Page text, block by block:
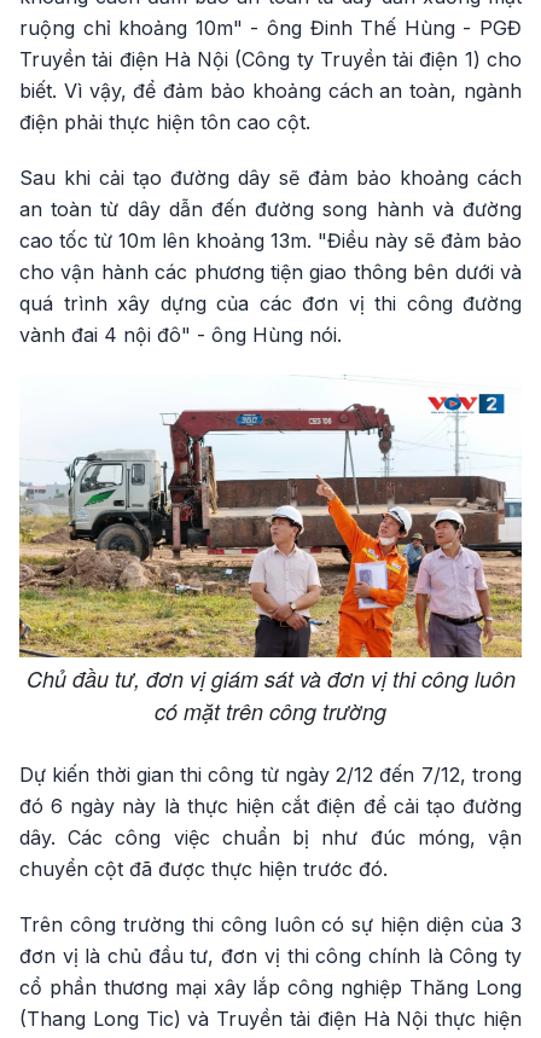
ruộng chỉ khoảng 10m" - ông Đinh Thế Hùng - PGĐ
Truyền tải điện Hà Nội (Công ty Truyền tải điện 1) cho
biết. Vì vậy, để đảm bảo khoảng cách an toàn, ngành
điện phải thực hiện tôn cao cột.
Sau khi cải tạo đường dây sẽ đảm bảo khoảng cách
an toàn từ dây dẫn đến đường song hành và đường
cao tốc từ 10m lên khoảng 13m. "Điều này sẽ đảm bảo
cho vận hành các phương tiện giao thông bên dưới và
quá trình xây dựng của các đơn vị thi công đường
vành đai 4 nội đô" - ông Hùng nói.
Chủ đầu tư, đơn vị giám sát và đơn vị thi công luôn
có mặt trên công trường
Dự kiến thời gian thi công từ ngày 2/12 đến 7/12, trong
đó 6 ngày này là thực hiện cắt điện để cải tạo đường
dây. Các công việc chuẩn bị như đúc móng, vận
chuyển cột đã được thực hiện trước đó.
Trên công trường thi công luôn có sự hiện diện của 3
đơn vị là chủ đầu tư, đơn vị thi công chính là Công ty
cổ phần thương mại xây lắp công nghiệp Thăng Long
(Thang Long Tic) và Truyền tải điện Hà Nội thực hiện